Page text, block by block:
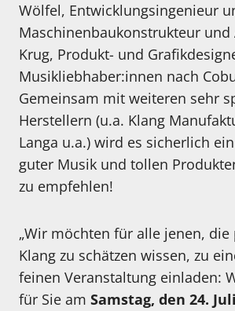
Wölfel, Entwicklungsingenieur
Maschinenbaukonstrukteur und
Krug, Produkt- und
Musikliebhaber:innen nach
Gemeinsam mit weiteren sehr
Herstellern (u.a. Klang
Langa u.a.) wird es sicherlich
guter Musik und tollen
zu empfehlen!
„Wir möchten für alle jenen, die
Klang zu schätzen wissen, zu
feinen Veranstaltung einladen:
für Sie am Samstag, den 24.